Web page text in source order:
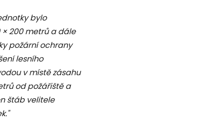
bylo
× 200 metrů a dále
požární ochrany
lesního
v místě zásahu
od požářiště a
štáb velitele